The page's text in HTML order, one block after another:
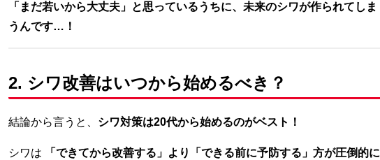
「まだ若いから大丈夫」と思っているうちに、未来のシワが作られてしま
うんです…！
2. シワ改善はいつから始めるべき？
結論から言うと、 シワ対策は20代から始めるのがベスト！
シワは
「できてから改善する」より「できる前に予防する」方が圧倒的に